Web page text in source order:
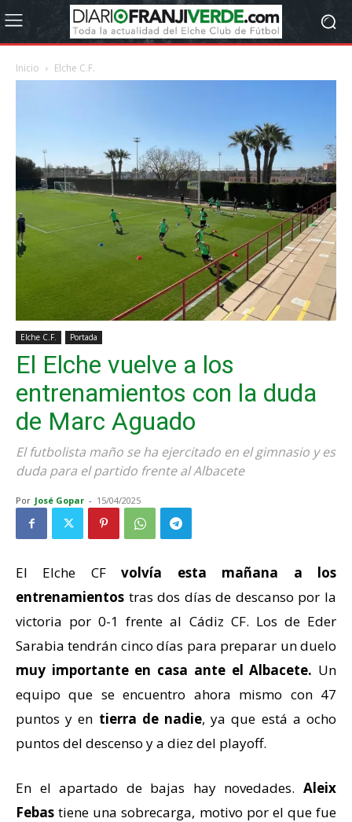
Inicio Elche C.F.
Elche C.F. Portada
El Elche vuelve a los
entrenamientos con la duda
de Marc Aguado
El futbolista maño se ha ejercitado en el gimnasio y es
duda para el partido frente al Albacete
Por José Gopar - 15/04/2025
El Elche CFvolvía esta mañana a los
entrenamientos tras dos días de descanso por la
victoria por 0-1 frente al Cádiz CF. Los de Eder
Sarabia tendrán cinco días para preparar un duelo
muy importante en casa ante el Albacete. Un
equipo que se encuentro ahora mismo con 47
puntos y en tierra de nadie, ya que está a ocho
puntos del descenso y a diez del playoff.
En el apartado de bajas hay novedades. Aleix
Febas tiene una sobrecarga, motivo por el que fue